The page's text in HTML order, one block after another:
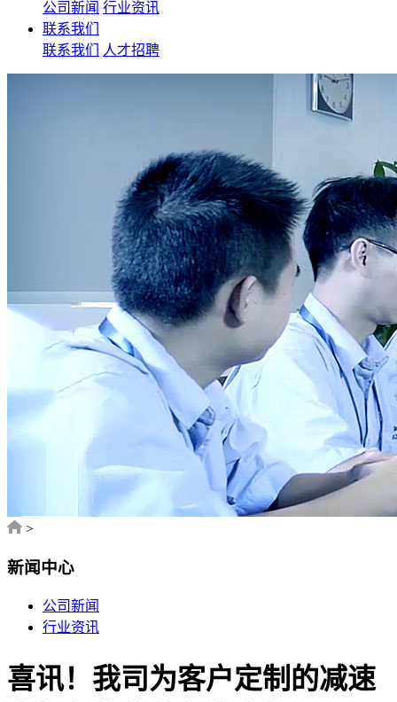
公司新闻 行业资讯
联系我们
联系我们
人才招聘
>
新闻中心
公司新闻
行业资讯
喜讯！我司为客户定制的减速